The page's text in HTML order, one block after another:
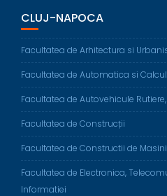
CLUJ-NAPOCA
Facultatea de Arhitectura si
Facultatea de Automatica si
Facultatea de Autovehicule
Facultatea de Construcții
Facultatea de Constructii de Masini
Facultatea de Electronica,
Informatiei